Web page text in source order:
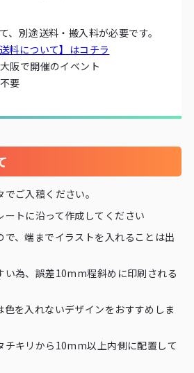
、別途送料・搬入料が必要です。
料について】はコチラ
阪で開催のイベント
要
ご入稿ください。
ートに沿って作成してください
、端までイラストを入れることは出
い為、誤差10mm程斜めに印刷される
色を入れないデザインをおすすめしま
チキリから10mm以上内側に配置して